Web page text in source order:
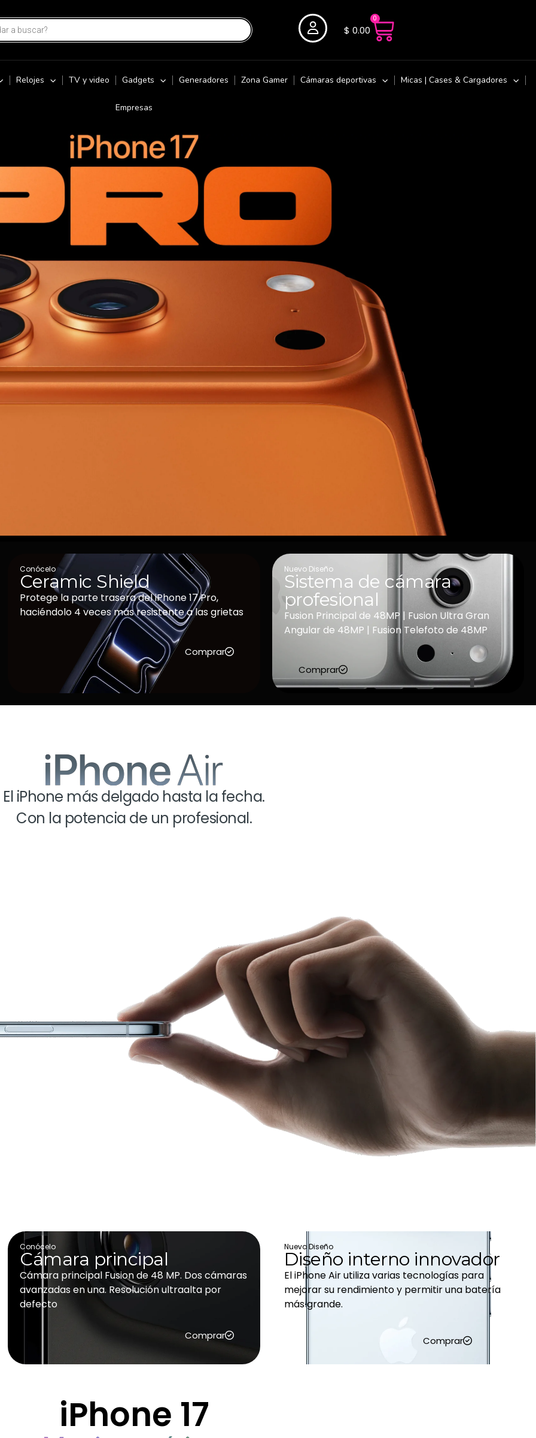
$ 0.00
0
Relojes TV y video Gadgets Generadores Zona Gamer Cámaras deportivas Micas | Cases & Cargadores
Empresas
Conócelo
Ceramic Shield
Protege la parte trasera del iPhone 17 Pro,
haciéndolo 4 veces más resistente a las grietas
Comprar
Nuevo Diseño
Sistema de cámara
profesional
Fusion Principal de 48MP | Fusion Ultra Gran
Angular de 48MP | Fusion Telefoto de 48MP
Comprar
El iPhone más delgado hasta la fecha.
Con la potencia de un profesional.
Conócelo
Cámara principal
Cámara principal Fusion de 48 MP. Dos cámaras
avanzadas en una. Resolución ultraalta por
defecto
Comprar
Nuevo Diseño
Diseño interno innovador
El iPhone Air utiliza varias tecnologías para
mejorar su rendimiento y permitir una batería
más grande.
Comprar
iPhone 17